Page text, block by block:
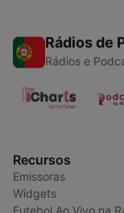
Rádios de
Rádios e
Recursos
Emissoras
Widgets